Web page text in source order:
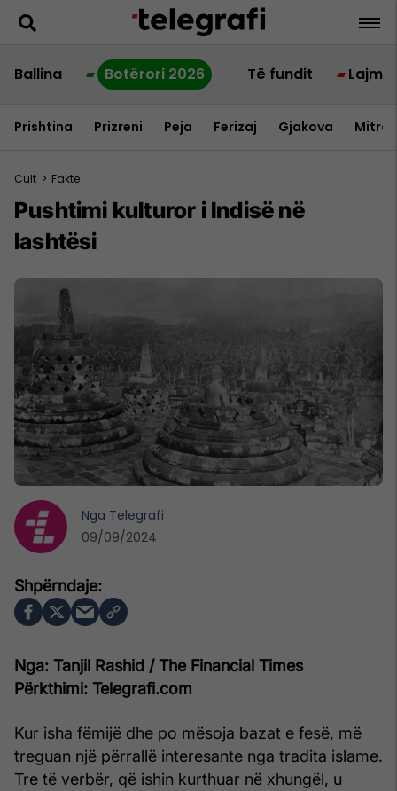
Ballina Botërori 2026 Të fundit Lajme
Prishtina Prizreni Peja Ferizaj Gjakova
Cult > Fakte
Pushtimi kulturor i Indisë në
lashtësi
Nga: Tanjil Rashid / The Financial Times
Përkthimi: Telegrafi.com
Kur isha fëmijë dhe po mësoja bazat e fesë, më
treguan një përrallë interesante nga tradita islame.
Tre të verbër, që ishin kurthuar në xhungël, u
Nga Telegrafi
09/09/2024